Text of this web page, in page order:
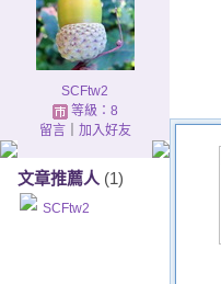
SCFtw2
等級：8
留言｜ 加入好友
文章推薦人 (1)
SCFtw2